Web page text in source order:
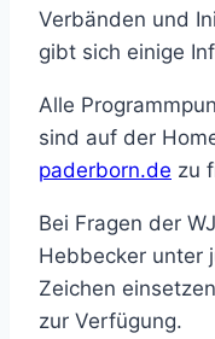
Verbänden und
gibt sich einige
Alle
sind auf der
paderborn.de zu
Bei Fragen der
Hebbecker unter
Zeichen
zur Verfügung.